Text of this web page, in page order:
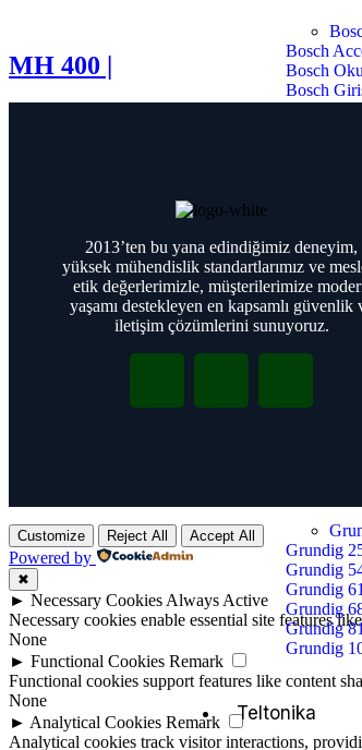
Bosch
Bosch
Bosch
Grundig Dome
Grundig PTZ
Grundig CCTV
Grundig NVR
Grundig
Grundig
Grundig
Grundig
Grundig
Grundig
Grundig
Grundig
Grundig
Teltonika
MH 400 |
2013’ten bu yana edindiğimiz deneyim,
yüksek mühendislik standartlarımız ve
etik değerlerimizle, müşterilerimize
yaşamı destekleyen en kapsamlı güvenlik
iletişim çözümlerini sunuyoruz.
Customize Reject All Accept All
Powered by
✖
► Necessary Cookies Always Active
Necessary cookies enable essential site features
None
► Functional Cookies Remark
Functional cookies support features like content
None
► Analytical Cookies Remark
Analytical cookies track visitor interactions,